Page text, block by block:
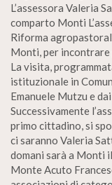
L’assessora Valeria
comparto Monti
Riforma
Monti, per
La visita,
istituzionale in
Emanuele Mutzu e
Successivamente
primo cittadino, si
ci saranno Valeria
domani sarà a Monti
Monte Acuto